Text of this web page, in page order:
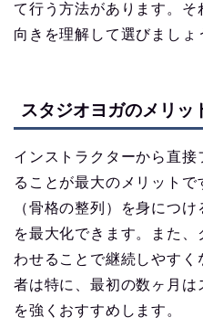
て行う方法があります。そ
向きを理解して選びましょ
スタジオヨガのメリッ
インストラクターから直
ることが最大のメリットで
（骨格の整列）を身につ
を最大化できます。また
わせることで継続しやす
者は特に、最初の数ヶ月は
を強くおすすめします。